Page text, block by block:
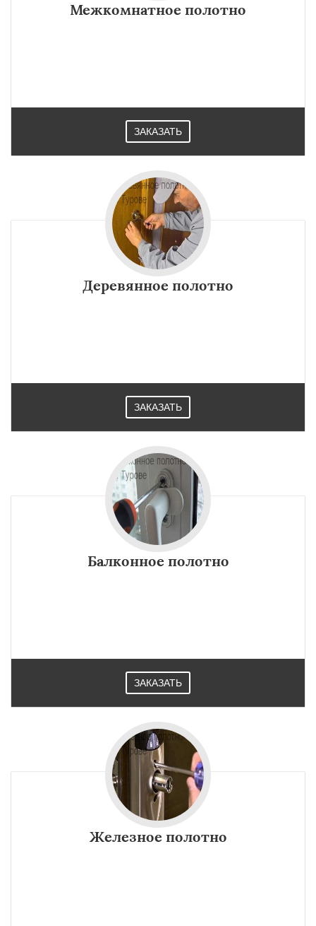
Межкомнатное полотно
ЗАКАЗАТЬ
Деревянное полотно
ЗАКАЗАТЬ
Балконное полотно
ЗАКАЗАТЬ
Железное полотно
Даю согласие на обработку персональных данных